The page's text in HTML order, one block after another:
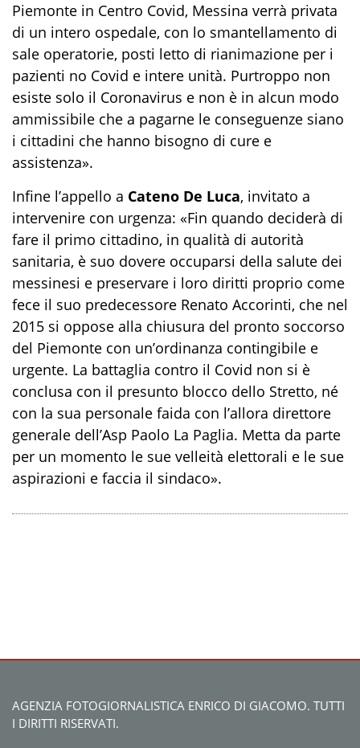
Piemonte in Centro Covid, Messina verrà privata
di un intero ospedale, con lo smantellamento di
sale operatorie, posti letto di rianimazione per i
pazienti no Covid e intere unità. Purtroppo non
esiste solo il Coronavirus e non è in alcun modo
ammissibile che a pagarne le conseguenze siano
i cittadini che hanno bisogno di cure e
assistenza».
Infine l’appello a Cateno De Luca, invitato a
intervenire con urgenza: «Fin quando deciderà di
fare il primo cittadino, in qualità di autorità
sanitaria, è suo dovere occuparsi della salute dei
messinesi e preservare i loro diritti proprio come
fece il suo predecessore Renato Accorinti, che nel
2015 si oppose alla chiusura del pronto soccorso
del Piemonte con un’ordinanza contingibile e
urgente. La battaglia contro il Covid non si è
conclusa con il presunto blocco dello Stretto, né
con la sua personale faida con l’allora direttore
generale dell’Asp Paolo La Paglia. Metta da parte
per un momento le sue velleità elettorali e le sue
aspirazioni e faccia il sindaco».
AGENZIA FOTOGIORNALISTICA ENRICO DI GIACOMO. TUTTI
I DIRITTI RISERVATI.